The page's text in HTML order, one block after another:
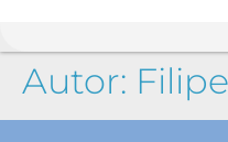
Autor: